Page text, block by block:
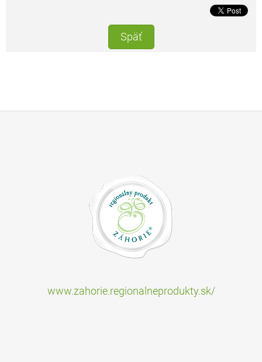
Späť
www.zahorie.regionalneprodukty.sk/